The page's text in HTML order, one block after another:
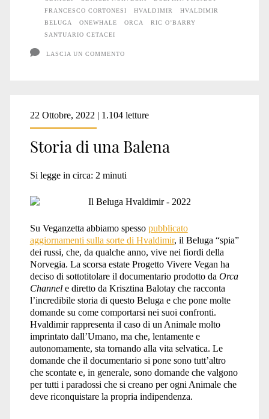
muoia?
FRANCESCO CORTONESI
HVALDIMIR
HVALDIMIR
BELUGA
ONEWHALE ORCA
RIC O’BARRY
SANTUARIO CETACEI
LASCIA UN COMMENTO
22 Ottobre, 2022 | 1.104 letture
Storia di una Balena
Si legge in circa: 2 minuti
Su Veganzetta abbiamo spesso pubblicato
aggiornamenti sulla sorte di Hvaldimir, il Beluga “spia”
dei russi, che, da qualche anno, vive nei fiordi della
Norvegia. La scorsa estate Progetto Vivere Vegan ha
deciso di sottotitolare il documentario prodotto da Orca
Channele diretto da Krisztina Balotay che racconta
l’incredibile storia di questo Beluga e che pone molte
domande su come comportarsi nei suoi confronti.
Hvaldimir rappresenta il caso di un Animale molto
imprintato dall’Umano, ma che, lentamente e
autonomamente, sta tornando alla vita selvatica. Le
domande che il documentario si pone sono tutt’altro
che scontate e, in generale, sono domande che valgono
per tutti i paradossi che si creano per ogni Animale che
deve riconquistare la propria indipendenza.